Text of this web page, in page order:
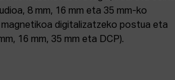
8 mm, 16 mm eta 35 mm-ko
digitalizatzeko postua eta
16 mm, 35 mm eta DCP).